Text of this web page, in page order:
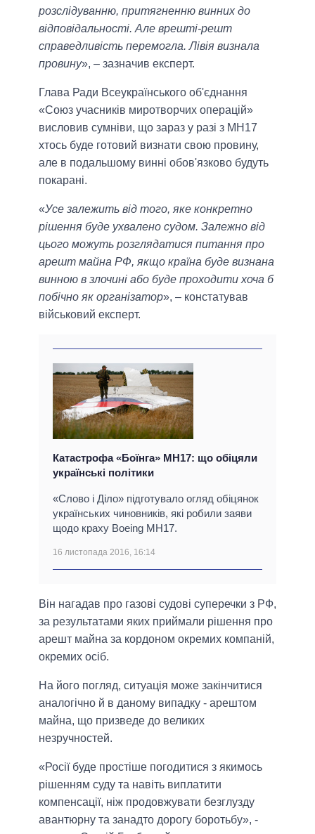
розслідуванню, притягненню винних до
відповідальності. Але врешті-решт
справедливість перемогла. Лівія визнала
провину», – зазначив експерт.
Глава Ради Всеукраїнського об'єднання
«Союз учасників миротворчих операцій»
висловив сумніви, що зараз у разі з МН17
хтось буде готовий визнати свою провину,
але в подальшому винні обов'язково будуть
покарані.
«Усе залежить від того, яке конкретно
рішення буде ухвалено судом. Залежно від
цього можуть розглядатися питання про
арешт майна РФ, якщо країна буде визнана
винною в злочині або буде проходити хоча б
побічно як організатор», – констатував
військовий експерт.
Катастрофа «Боїнга» MH17: що обіцяли
українські політики
«Слово і Діло» підготувало огляд обіцянок
українських чиновників, які робили заяви
щодо краху Boeing MH17.
16 листопада 2016, 16:14
Він нагадав про газові судові суперечки з РФ,
за результатами яких приймали рішення про
арешт майна за кордоном окремих компаній,
окремих осіб.
На його погляд, ситуація може закінчитися
аналогічно й в даному випадку - арештом
майна, що призведе до великих
незручностей.
«Росії буде простіше погодитися з якимось
рішенням суду та навіть виплатити
компенсації, ніж продовжувати безглузду
авантюрну та занадто дорогу боротьбу», -